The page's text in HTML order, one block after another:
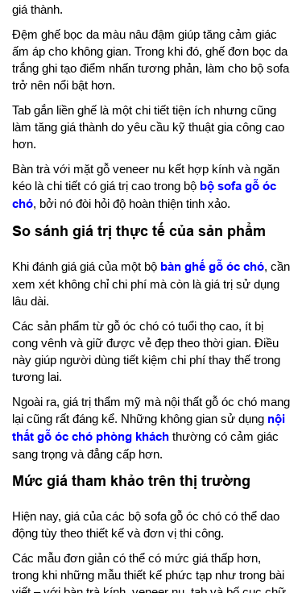
giá thành.
Đệm ghế bọc da màu nâu đậm giúp tăng cảm giác
ấm áp cho không gian. Trong khi đó, ghế đơn bọc da
trắng ghi tạo điểm nhấn tương phản, làm cho bộ sofa
trở nên nổi bật hơn.
Tab gắn liền ghế là một chi tiết tiện ích nhưng cũng
làm tăng giá thành do yêu cầu kỹ thuật gia công cao
hơn.
Bàn trà với mặt gỗ veneer nu kết hợp kính và ngăn
kéo là chi tiết có giá trị cao trong bộ bộ sofa gỗ óc
chó, bởi nó đòi hỏi độ hoàn thiện tinh xảo.
So sánh giá trị thực tế của sản phẩm
Khi đánh giá giá của một bộ bàn ghế gỗ óc chó, cần
xem xét không chỉ chi phí mà còn là giá trị sử dụng
lâu dài.
Các sản phẩm từ gỗ óc chó có tuổi thọ cao, ít bị
cong vênh và giữ được vẻ đẹp theo thời gian. Điều
này giúp người dùng tiết kiệm chi phí thay thế trong
tương lai.
Ngoài ra, giá trị thẩm mỹ mà nội thất gỗ óc chó mang
lại cũng rất đáng kể. Những không gian sử dụng nội
thất gỗ óc chó phòng khách thường có cảm giác
sang trọng và đẳng cấp hơn.
Mức giá tham khảo trên thị trường
Hiện nay, giá của các bộ sofa gỗ óc chó có thể dao
động tùy theo thiết kế và đơn vị thi công.
Các mẫu đơn giản có thể có mức giá thấp hơn,
trong khi những mẫu thiết kế phức tạp như trong bài